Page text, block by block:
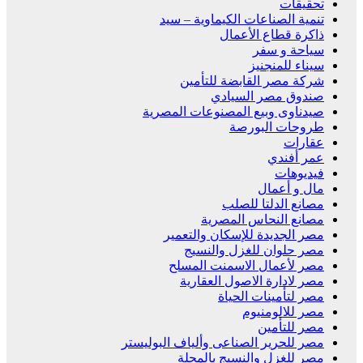
تحقيقات
تنمية الصناعات الكيماوية – سيد
ذاكرة قطاع الأعمال
سياحة و سفر
سيناء للمنجنيز
شركة مصر القابضة للتأمين
صندوق مصر السيادي
صيدناوى وبيع المصنوعات المصرية
طروحات البورصة
عقارات
عمر أفندي
فيديوهات
مال و أعمال
مصانع الدلتا للصلب
مصانع النحاس المصرية
مصر الجديدة للإسكان والتعمير
مصر حلوان للغزل والنسيج
مصر لأعمال الاسمنت المسلح
مصر لادارة الاصول العقارية
مصر لتأمينات الحياة
مصر للالومنيوم
مصر للتأمين
مصر للحرير الصناعى وألياف البوليستر
مصر للغزل والنسيج بالمحلة